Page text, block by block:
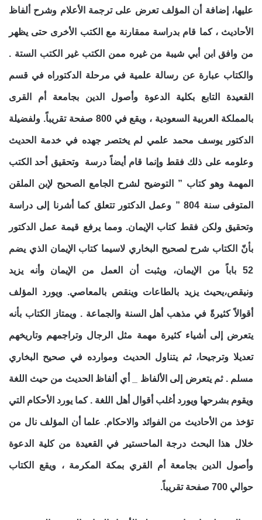
عليها، إضافة أن المؤلف تعرض على ترجمة الأعلام وشرح ألفاظ
الأحاديث ، كما قام بدراسة ممقارنة مع الكتب الأخرى حتى يظهر
من وافق ابن أبي شيبة من غيره ممن الكتب غير الكتب الستة .
والكتاب عبارة عن رسالة علمية في مرحلة الدكتوراه في قسم
القعيدة التابع بكلية الدعوة وأصول الدين بجامعة أم القرى
بالمملكة العربية السعودية ، ويقع في 800 صفحة تقريباً. ولفضيلة
الدكتور يوسف محمد علمي لم يختصر جهده في خدمة الحديث
وعلومه على ذلك فقط وإنما قام أيضاً درسة وتحقيق أحد الكتب
المهمة وهو كتاب ” التوضيح لشرح الجامع الصحيح لإبن الملقن
المتوفى سنة 804 ” وعمل الدكتور تتعلق كما أشرنا إلى دراسة
وتحقيق ولكن فقط كتاب الإيمان. ومما يرفع قيمة عمل الدكتور
بأنّ الكتاب شرح لصحيح البخاري لاسيما كتاب الإيمان الذي يضم
52 باباً من الإيمان، ويثبت أن العمل من الإيمان وأنه يزيد
ونيقص،يحيث يزيد بالطاعات وينقص بالمعاصي. ويورد المؤلف
أقوالاً كثيرةً في مذهب أهل السنة والجماعة . ويمتاز الكتاب بأنه
يتعرض إلى أشياء كثيرة مهمة مثل الرجال وتراجمهم وتاريخهم
تعديلا وترجيحا، ثم يتناول الحديث وموارده في صحيح البخاري
مسلم . ثم يتعرض إلى الألفاظ _ أي ألفاظ الحديث من حيث اللغة
ويقوم بشرحها ويورد أغلب أقوال أهل اللغة . كما يورد الأحكام التي
تؤخذ من الأحاديث من الفوائد والاحكام. علما أن المؤلف نال من
خلال هذا البحث درجة الماحستير في القعيدة من كلية الدعوة
وأصول الدين بجامعة أم القري بمكة المكرمة ، ويقع الكتاب
حوالي 700 صفحة تقريباً.